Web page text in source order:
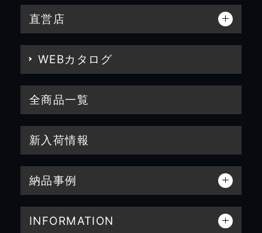
直営店
WEBカタログ
全商品一覧
新入荷情報
納品事例
INFORMATION